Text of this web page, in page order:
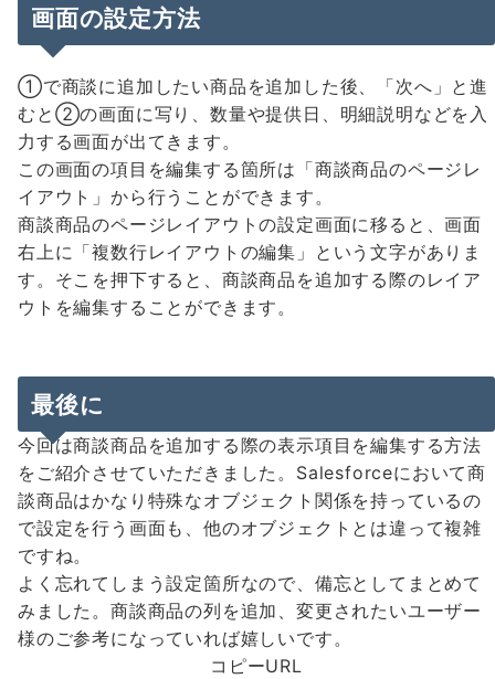
画面の設定方法
①で商談に追加したい商品を追加した後、「次へ」と進
むと②の画面に写り、数量や提供日、明細説明などを入
力する画面が出てきます。
この画面の項目を編集する箇所は「商談商品のページレ
イアウト」から行うことができます。
商談商品のページレイアウトの設定画面に移ると、画面
右上に「複数行レイアウトの編集」という文字がありま
す。そこを押下すると、商談商品を追加する際のレイア
ウトを編集することができます。
最後に
今回は商談商品を追加する際の表示項目を編集する方法
をご紹介させていただきました。Salesforceにおいて商
談商品はかなり特殊なオブジェクト関係を持っているの
で設定を行う画面も、他のオブジェクトとは違って複雑
ですね。
よく忘れてしまう設定箇所なので、備忘としてまとめて
みました。商談商品の列を追加、変更されたいユーザー
様のご参考になっていれば嬉しいです。
コピーURL